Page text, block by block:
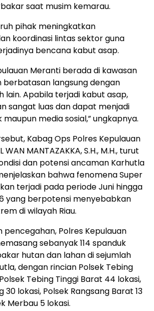
saat musim kemarau.
pihak meningkatkan
koordinasi lintas sektor guna
bencana kabut asap.
Meranti berada di kawasan
langsung dengan
lain. Apabila terjadi kabut asap,
sangat luas dan dapat menjadi
media sosial,” ungkapnya.
Kabag Ops Polres Kepulauan
MANTAZAKKA, S.H., M.H., turut
dan potensi ancaman Karhutla
bahwa fenomena Super
terjadi pada periode Juni hingga
yang berpotensi menyebabkan
di wilayah Riau.
pencegahan, Polres Kepulauan
sebanyak 114 spanduk
hutan dan lahan di sejumlah
dengan rincian Polsek Tebing
Tebing Tinggi Barat 44 lokasi,
30 lokasi, Polsek Rangsang Barat 13
Merbau 5 lokasi.